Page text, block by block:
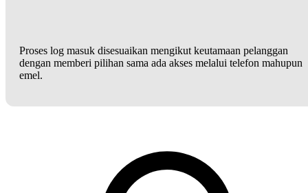
Proses log masuk disesuaikan mengikut keutamaan pelanggan
dengan memberi pilihan sama ada akses melalui telefon mahupun
emel.